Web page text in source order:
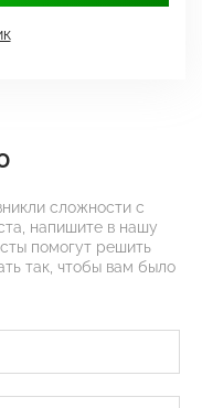
сложности с
напишите в нашу
помогут решить
так, чтобы вам было